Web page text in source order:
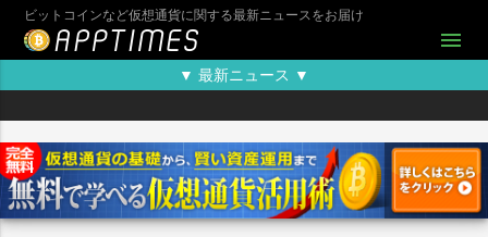
ビットコインなど仮想通貨に関する最新ニュースをお届け
menu
▼ 最新ニュース ▼